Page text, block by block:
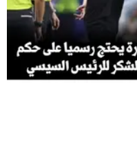
El tiempo
Fúnebres